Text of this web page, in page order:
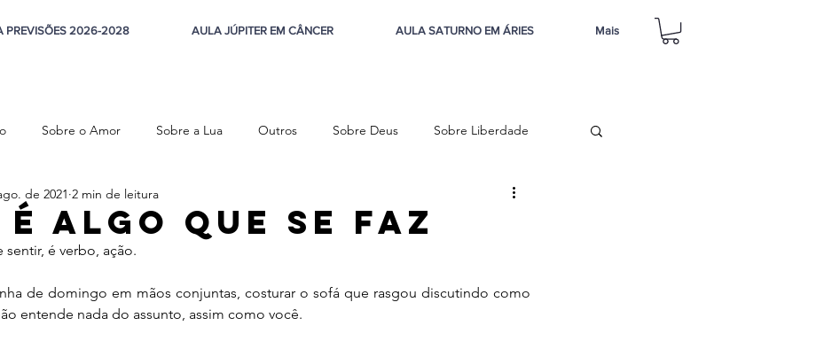
PREVISÕES 2026-2028 AULA JÚPITER EM CÂNCER AULA SATURNO EM ÁRIES Mais
Sobre o Amor Sobre a Lua Outros Sobre Deus Sobre Liberdade
é algo que se faz
de 2021 2 min de leitura
é verbo, ação.
de domingo em mãos conjuntas, costurar o sofá que rasgou discutindo como
entende nada do assunto, assim como você.